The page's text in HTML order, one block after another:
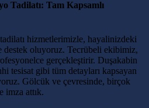
Tadilatı: Tam Kapsamlı
hizmetlerimizle, hayalinizdeki
destek oluyoruz. Tecrübeli ekibimiz,
gerçekleştirir. Duşakabin
tesisat gibi tüm detayları kapsayan
Gölcük ve çevresinde, birçok
imza attık.